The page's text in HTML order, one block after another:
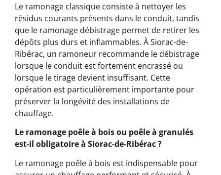
Le ramonage classique consiste à nettoyer les
résidus courants présents dans le conduit, tandis
que le ramonage débistrage permet de retirer les
dépôts plus durs et inflammables. À Siorac-de-
Ribérac, un ramoneur recommande le débistrage
lorsque le conduit est fortement encrassé ou
lorsque le tirage devient insuffisant. Cette
opération est particulièrement importante pour
préserver la longévité des installations de
chauffage.
Le ramonage poêle à bois ou poêle à granulés
est-il obligatoire à Siorac-de-Ribérac ?
Le ramonage poêle à bois est indispensable pour